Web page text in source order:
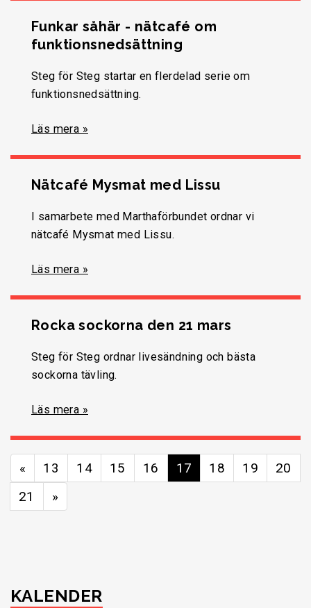
Funkar såhär - nätcafé om
funktionsnedsättning
Steg för Steg startar en flerdelad serie om
funktionsnedsättning.
Läs mera »
Nätcafé Mysmat med Lissu
I samarbete med Marthaförbundet ordnar vi
nätcafé Mysmat med Lissu.
Läs mera »
Rocka sockorna den 21 mars
Steg för Steg ordnar livesändning och bästa
sockorna tävling.
Läs mera »
« 13 14 15 16 17 18 19
20
21
»
KALENDER